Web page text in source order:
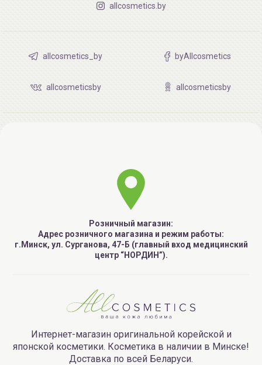
allcosmetics.by
allcosmetics_by byAllcosmetics
allcosmeticsby allcosmeticsby
Розничный магазин:
Адрес розничного магазина и режим работы:
г.Минск, ул. Сурганова, 47-Б (главный вход медицинский
центр “НОРДИН”).
Интернет-магазин оригинальной корейской и
японской косметики. Косметика в наличии в Минске!
Доставка по всей Беларуси.